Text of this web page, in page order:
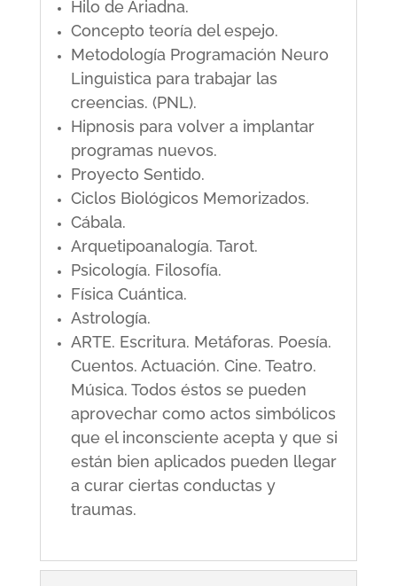
Hilo de Ariadna.
Concepto teoría del espejo.
Metodología Programación Neuro
Linguistica para trabajar las
creencias. (PNL).
Hipnosis para volver a implantar
programas nuevos.
Proyecto Sentido.
Ciclos Biológicos Memorizados.
Cábala.
Arquetipoanalogía. Tarot.
Psicología. Filosofía.
Física Cuántica.
Astrología.
ARTE. Escritura. Metáforas. Poesía.
Cuentos. Actuación. Cine. Teatro.
Música. Todos éstos se pueden
aprovechar como actos simbólicos
que el inconsciente acepta y que si
están bien aplicados pueden llegar
a curar ciertas conductas y
traumas.